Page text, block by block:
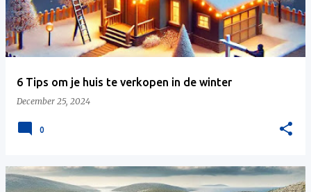
t
s
6 Tips om je huis te verkopen in de winter
December 25, 2024
0